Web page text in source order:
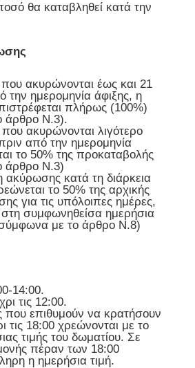
θα καταβληθεί κατά την
που ακυρώνονται έως και 21
την ημερομηνία άφιξης, η
πλήρως (100%)
άρθρο N.3).
που ακυρώνονται λιγότερο
από την ημερομηνία
το 50% της προκαταβολής
άρθρο Ν.3)
κατά τη διάρκεια
το 50% της αρχικής
για τις υπόλοιπες ημέρες,
στη συμφωνηθείσα ημερήσια
με το άρθρο Ν.8)
14:00.
τις 12:00.
που επιθυμούν να κρατήσουν
τις 18:00 χρεώνονται με το
τιμής του δωματίου. Σε
πέραν των 18:00
η ημερήσια τιμή.